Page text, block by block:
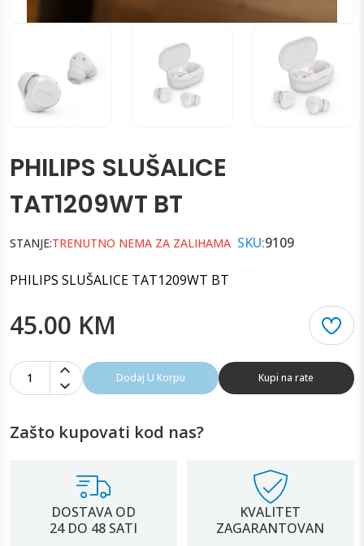
PHILIPS SLUŠALICE
TAT1209WT BT
STANJE:TRENUTNO NEMA ZA ZALIHAMA SKU:9109
PHILIPS SLUŠALICE TAT1209WT BT
45.00 KM
1 Dodaj U Korpu Kupi na rate
Zašto kupovati kod nas?
DOSTAVA OD
24 DO 48 SATI
KVALITET
ZAGARANTOVAN